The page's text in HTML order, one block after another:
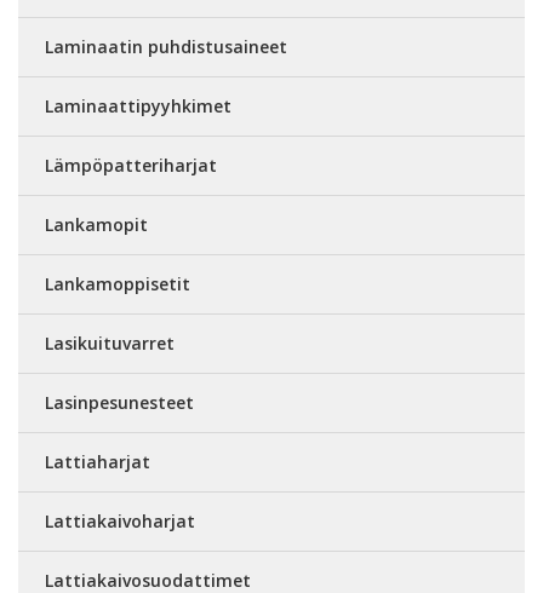
Laminaatin puhdistusaineet
Laminaattipyyhkimet
Lämpöpatteriharjat
Lankamopit
Lankamoppisetit
Lasikuituvarret
Lasinpesunesteet
Lattiaharjat
Lattiakaivoharjat
Lattiakaivosuodattimet